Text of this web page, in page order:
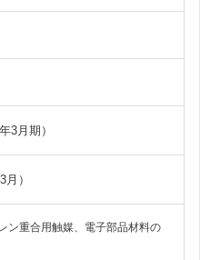
3月期）
月）
ン重合用触媒、電子部品材料の